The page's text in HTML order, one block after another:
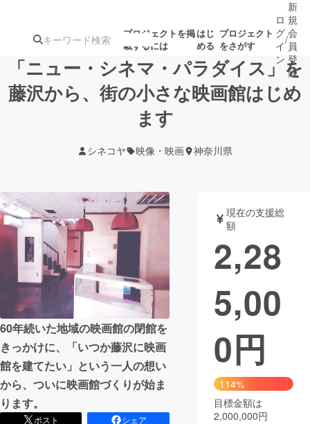
プロジェクトを掲
載するには
はじ
める
プロジェクト
をさがす
注目の新着プロ募集終了が近いプ
テクノロジー・ガジェット
映像・映画 書籍・雑誌
ビジネス・起業 チャレンジ
まちづくり・地域活性化
CAMPFIRE for Social Good
CAMPFIRE Creation
コミュニティ
ロ
グ
イ
ン
/
新
規
会
員
登
録
「ニュー・シネマ・パラダイス」を
藤沢から、街の小さな映画館はじめ
ます
シネコヤ 映像・映画 神奈川県
60年続いた地域の映画館の閉館を
きっかけに、「いつか藤沢に映画
館を建てたい」という一人の想い
から、ついに映画館づくりが始ま
ります。
ポスト
シェア
現在の支援総
額
2,28
5,00
0円
114%
目標金額は
2,000,000円